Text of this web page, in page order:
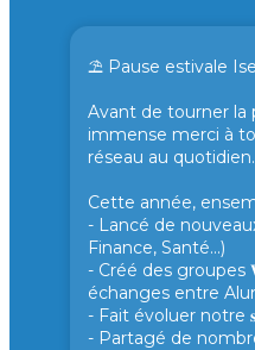
⛱️ Pause estivale
Avant de tourner la
immense merci à
réseau au quotidien.
Cette année,
- Lancé de
Finance, Santé...)
- Créé des groupes
échanges entre
- Fait évoluer notre
- Partagé de